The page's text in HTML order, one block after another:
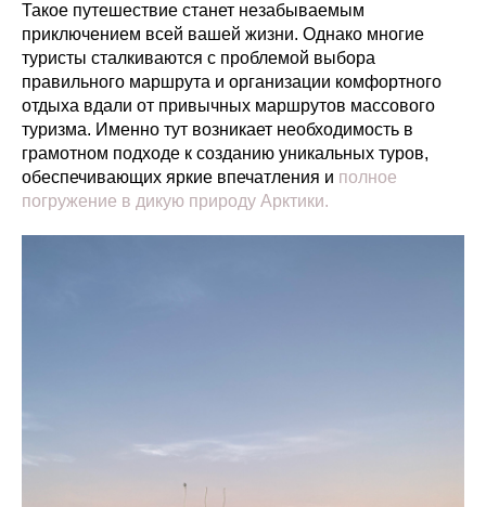
Такое путешествие станет незабываемым
приключением всей вашей жизни. Однако многие
туристы сталкиваются с проблемой выбора
правильного маршрута и организации комфортного
отдыха вдали от привычных маршрутов массового
туризма. Именно тут возникает необходимость в
грамотном подходе к созданию уникальных туров,
обеспечивающих яркие впечатления и полное
погружение в дикую природу Арктики.